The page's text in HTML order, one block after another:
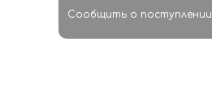
Сообщить о поступлении